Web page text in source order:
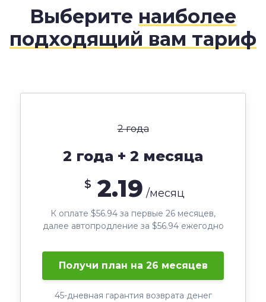
Выберите наиболее
подходящий вам тариф
2 года
2 года + 2 месяца
$ 2.19 /месяц
К оплате $56.94 за первые 26 месяцев,
далее автопродление за $56.94 ежегодно
Получи план на 26 месяцев
45-дневная гарантия возврата денег